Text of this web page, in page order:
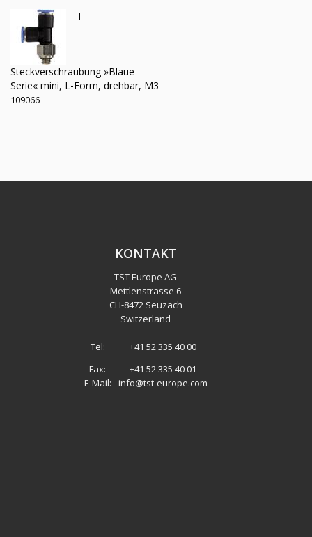
T-
Steckverschraubung »Blaue
Serie« mini, L-Form, drehbar, M3
109066
KONTAKT
TST Europe AG
Mettlenstrasse 6
CH-8472 Seuzach
Switzerland
Tel:
+41 52 335 40 00
Fax:
+41 52 335 40 01
E-Mail:
info@tst-europe.com